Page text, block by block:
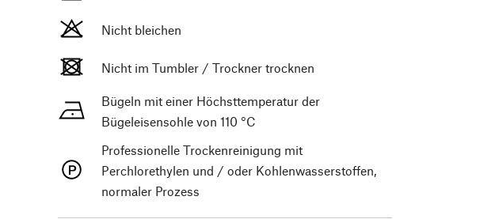
Nicht bleichen
Nicht im Tumbler / Trockner trocknen
Bügeln mit einer Höchsttemperatur der
Bügeleisensohle von 110 °C
Professionelle Trockenreinigung mit
Perchlorethylen und / oder Kohlenwasserstoffen,
normaler Prozess